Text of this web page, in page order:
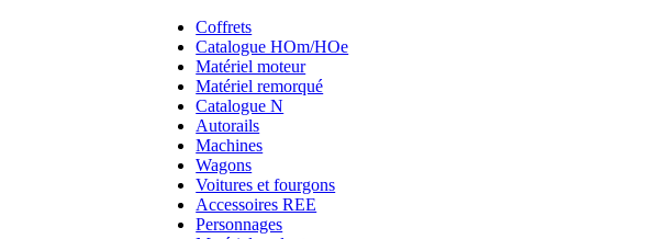
Coffrets
Catalogue HOm/HOe
Matériel moteur
Matériel remorqué
Catalogue N
Autorails
Machines
Wagons
Voitures et fourgons
Accessoires REE
Personnages